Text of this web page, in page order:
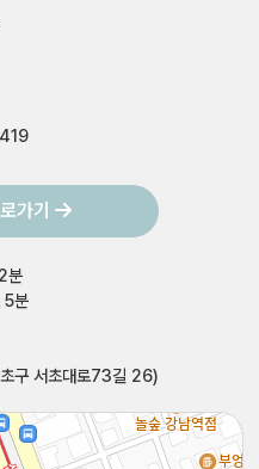
가기
분
5분
구 서초대로73길 26)